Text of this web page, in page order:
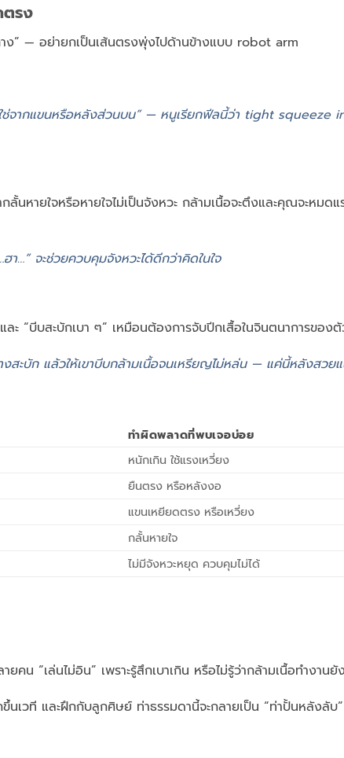
ตรง
” — อย่ายกเป็นเส้นตรงพุ่งไปด้านข้างแบบ robot arm
ใช่จากแขนหรือหลังส่วนบน” — หนูเรียกฟีลนี้ว่า tight squeeze
นหายใจหรือหายใจไม่เป็นจังหวะ กล้ามเนื้อจะตึงและคุณจะหมดแ
…” จะช่วยควบคุมจังหวะได้ดีกว่าคิดในใจ
“บีบสะบักเบา ๆ” เหมือนต้องการจับปีกเสื้อในจินตนาการของตั
สะบัก แล้วให้เขาบีบกล้ามเนื้อจนเหรียญไม่หล่น — แค่นี้หลังสวย
ทำผิดพลาดที่พบเจอบ่อย
หนักเกิน ใช้แรงเหวี่ยง
ยืนตรง หรือหลังงอ
แขนเหยียดตรง หรือเหวี่ยง
กลั้นหายใจ
ไม่มีจังหวะหยุด ควบคุมไม่ได้
น “เล่นไม่อิน” เพราะรู้สึกเบาเกิน หรือไม่รู้ว่ากล้ามเนื้อทำงานยั
เวที และฝึกกับลูกศิษย์ ท่าธรรมดานี้จะกลายเป็น “ท่าปั้นหลังลับ